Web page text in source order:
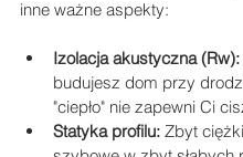
inne ważne aspekty:
Izolacja akustyczna (Rw):
budujesz dom przy
"ciepło" nie zapewni Ci
Statyka profilu: Zbyt